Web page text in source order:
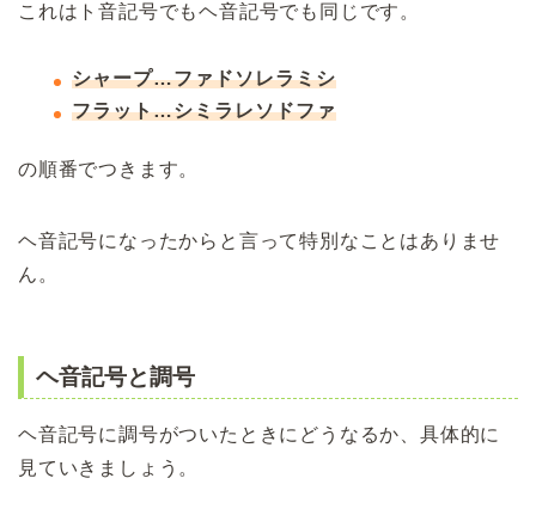
これはト音記号でもヘ音記号でも同じです。
シャープ…ファドソレラミシ
フラット…シミラレソドファ
の順番でつきます。
ヘ音記号になったからと言って特別なことはありませ
ん。
ヘ音記号と調号
ヘ音記号に調号がついたときにどうなるか、具体的に
見ていきましょう。